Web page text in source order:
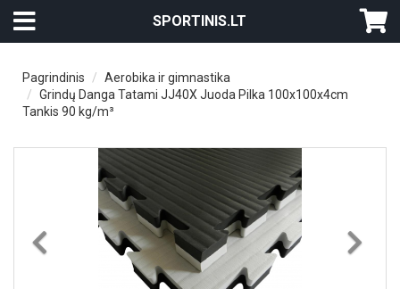
SPORTINIS.LT
Pagrindinis
Aerobika ir gimnastika
Grindų Danga Tatami JJ40X Juoda Pilka 100x100x4cm
Tankis 90 kg/m³
Previous